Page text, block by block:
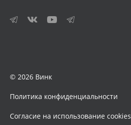
© 2026 Винк
Политика конфиденциальности
Согласие на использование cookies